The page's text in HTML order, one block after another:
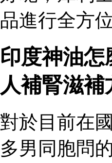
品進行全方
印度神油
人補腎滋補
對於目前在
多男同胞問